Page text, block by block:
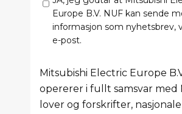
Europe B.V. NUF kan sende
informasjon som nyhetsbrev,
e-post.
Mitsubishi Electric Europe
opererer i fullt samsvar med
lover og forskrifter, nasjonale